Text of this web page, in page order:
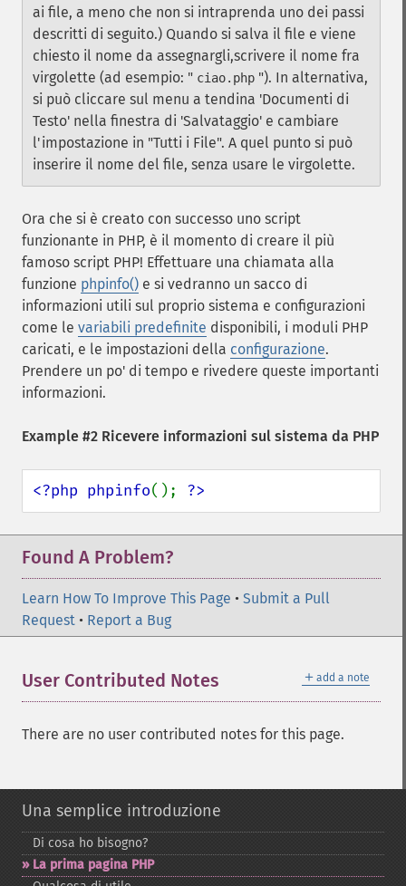
ai file, a meno che non si intraprenda uno dei passi
descritti di seguito.) Quando si salva il file e viene
chiesto il nome da assegnargli,scrivere il nome fra
virgolette (ad esempio: " ciao.php "). In alternativa,
si può cliccare sul menu a tendina 'Documenti di
Testo' nella finestra di 'Salvataggio' e cambiare
l'impostazione in "Tutti i File". A quel punto si può
inserire il nome del file, senza usare le virgolette.
Ora che si è creato con successo uno script
funzionante in PHP, è il momento di creare il più
famoso script PHP! Effettuare una chiamata alla
funzione phpinfo() e si vedranno un sacco di
informazioni utili sul proprio sistema e configurazioni
come le variabili predefinite disponibili, i moduli PHP
caricati, e le impostazioni della configurazione.
Prendere un po' di tempo e rivedere queste importanti
informazioni.
Example #2 Ricevere informazioni sul sistema da PHP
<?php phpinfo(); ?>
Found A Problem?
Learn How To Improve This Page • Submit a Pull
Request • Report a Bug
＋ add a note
User Contributed Notes
There are no user contributed notes for this page.
Una semplice introduzione
Di cosa ho bisogno?
La prima pagina PHP